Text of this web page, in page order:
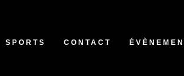
SPORTS CONTACT